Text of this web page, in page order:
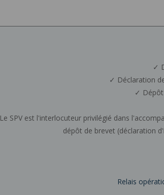
✓
✓ Déclaration
✓ Dépôt
Le SPV est l'interlocuteur privilégié dans
dépôt de brevet (déclaration
Relais